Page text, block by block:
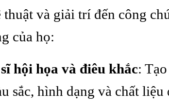
thuật và giải trí đến công
của họ:
hội họa và điêu khắc:
sắc, hình dạng và chất